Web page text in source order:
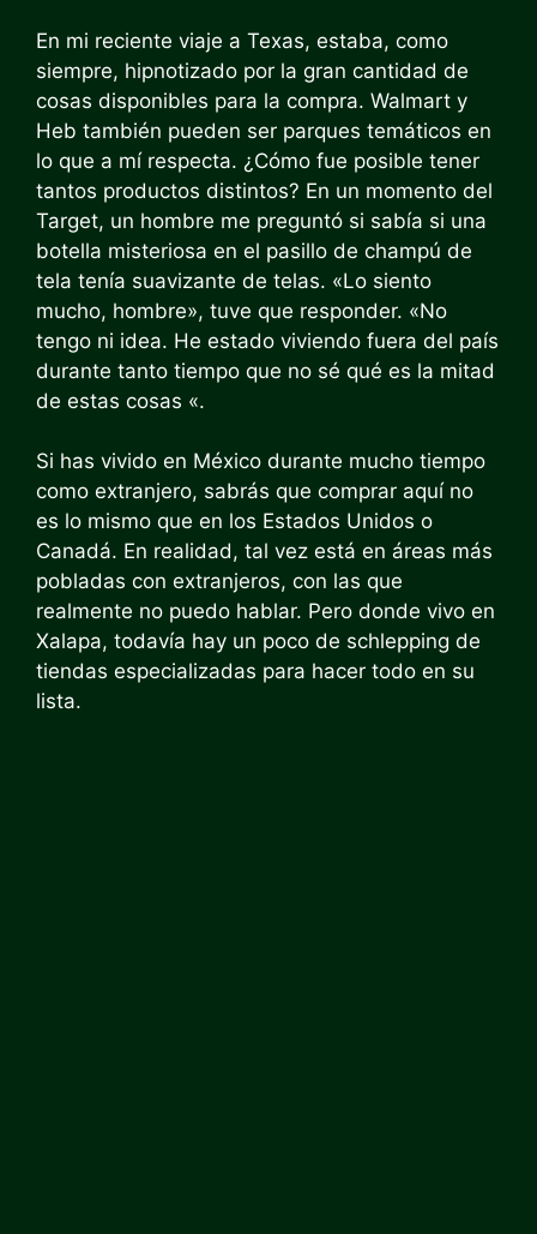
En mi reciente viaje a Texas, estaba, como
siempre, hipnotizado por la gran cantidad de
cosas disponibles para la compra. Walmart y
Heb también pueden ser parques temáticos en
lo que a mí respecta. ¿Cómo fue posible tener
tantos productos distintos? En un momento del
Target, un hombre me preguntó si sabía si una
botella misteriosa en el pasillo de champú de
tela tenía suavizante de telas. «Lo siento
mucho, hombre», tuve que responder. «No
tengo ni idea. He estado viviendo fuera del país
durante tanto tiempo que no sé qué es la mitad
de estas cosas «.
Si has vivido en México durante mucho tiempo
como extranjero, sabrás que comprar aquí no
es lo mismo que en los Estados Unidos o
Canadá. En realidad, tal vez está en áreas más
pobladas con extranjeros, con las que
realmente no puedo hablar. Pero donde vivo en
Xalapa, todavía hay un poco de schlepping de
tiendas especializadas para hacer todo en su
lista.